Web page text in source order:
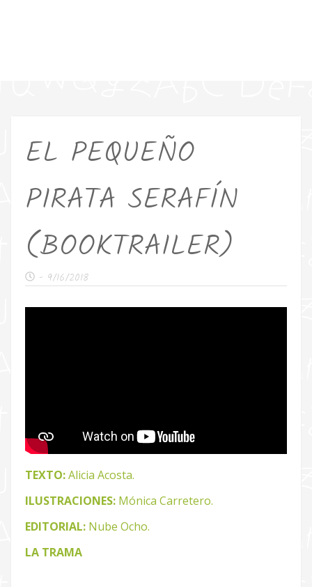
EL PEQUEÑO
PIRATA SERAFÍN
(BOOKTRAILER)
- 9/16/2018
TEXTO:Alicia Acosta.
ILUSTRACIONES: Mónica Carretero.
EDITORIAL: Nube Ocho.
LA TRAMA